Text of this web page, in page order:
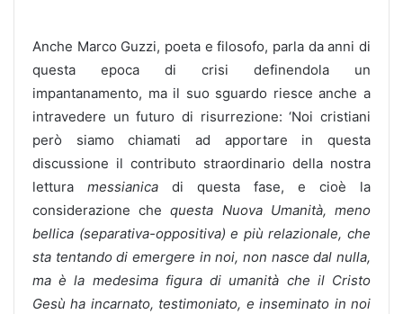
Anche Marco Guzzi, poeta e filosofo, parla da anni di
questa epoca di crisi definendola un
impantanamento, ma il suo sguardo riesce anche a
intravedere un futuro di risurrezione: ‘Noi cristiani
però siamo chiamati ad apportare in questa
discussione il contributo straordinario della nostra
lettura messianica di questa fase, e cioè la
considerazione chequesta Nuova Umanità, meno
bellica (separativa-oppositiva) e più relazionale, che
sta tentando di emergere in noi, non nasce dal nulla,
ma è la medesima figura di umanità che il Cristo
Gesù ha incarnato, testimoniato, e inseminato in noi